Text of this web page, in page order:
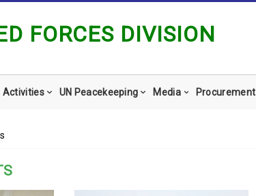
FORCES DIVISION
Activities UN Peacekeeping Media Procurement